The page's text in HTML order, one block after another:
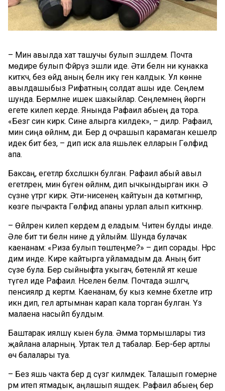
– Мин авылда хат ташучы булып эшләдем. Почта
мөдире булып Фәйрүзә эшли иде. Әти белән әни кунакка
киткәч, без өйдә аның белән икәү генә калдык. Ул көнне
авылдашыбыз Рифатның солдат ашы иде. Сеңлем
шунда. Бермәлне ишек шакыйлар. Сеңлемнең йөргән
егете килеп керде. Янында Рафаил абыең да тора.
«Безгә син кирәк. Сине алырга килдек», – диләр. Рафаил,
мин сиңа өйләнәм, ди. Бер дә очрашып карамаган кешеләр
идек бит без, – дип искә ала яшьлек елларын Гөлфидә
апа.
Баксаң, егетләр бәхәсләшкән булган. Рафаил абый авыл
егетләренә, мин бүген өйләнәм, дип ычкындырган икән. Ә
сүзне үтәргә кирәк. Әти-әнисенең кайтуын да көтмәгәннәр,
көзге пычракта Гөлфидә апаны урлап алып киткәннәр.
– Өйләренә килеп кердем дә еладым. Читен булды инде.
Әле бит әти белән әнине дә уйлыйм. Шунда булачак
каенанам: «Риза булып төштеңме?» – дип сорады. Нәрсә
дим инде. Кире кайтырга уйламадым да. Аның бит
сүзе була. Бер сыйныфта укыгач, бөтенләй ят кеше
түгел иде Рафаил. Нәселен беләм. Почтада эшләгәч,
пенсияләр дә кертәм. Каенанам, бу кыз кемне бәхетле итәр
икән дип, гел артымнан карап кала торган булган. Үз
малаена насыйп булдым.
Баштарак ияләшү кыен була. Әмма тормышлары тиз
җайлана аларның. Уртак тел дә табалар. Бер-бер артлы
өч балалары туа.
– Без яшь чакта бер дә сүзгә килмәдек. Талашып гомерне
әрәм итеп ятмадык, аңлашып яшәдек. Рафаил абыең бер